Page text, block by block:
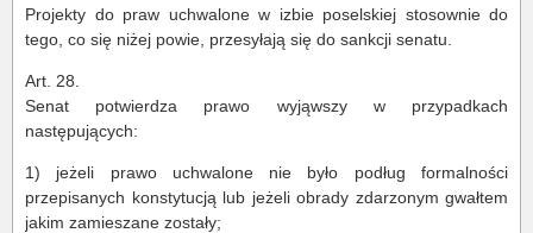
Projekty do praw uchwalone w izbie poselskiej stosownie do
tego, co się niżej powie, przesyłają się do sankcji senatu.
Art. 28.
Senat potwierdza prawo wyjąwszy w przypadkach
następujących:
1) jeżeli prawo uchwalone nie było podług formalności
przepisanych konstytucją lub jeżeli obrady zdarzonym gwałtem
jakim zamieszane zostały;